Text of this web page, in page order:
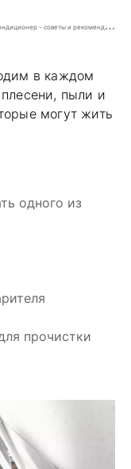
- советы и рекомендации
в каждом
пыли и
могут жить
одного из
прочистки